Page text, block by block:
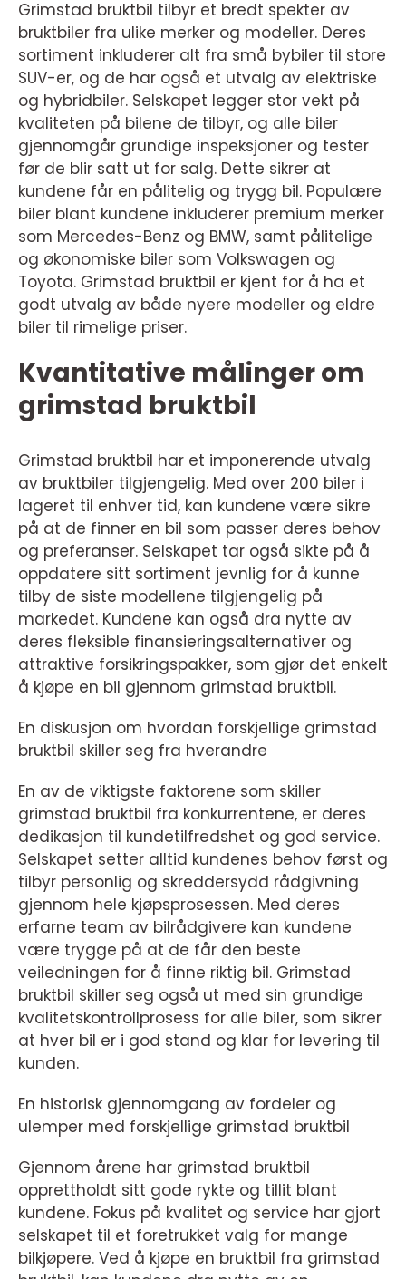
Grimstad bruktbil tilbyr et bredt spekter av
bruktbiler fra ulike merker og modeller. Deres
sortiment inkluderer alt fra små bybiler til store
SUV-er, og de har også et utvalg av elektriske
og hybridbiler. Selskapet legger stor vekt på
kvaliteten på bilene de tilbyr, og alle biler
gjennomgår grundige inspeksjoner og tester
før de blir satt ut for salg. Dette sikrer at
kundene får en pålitelig og trygg bil. Populære
biler blant kundene inkluderer premium merker
som Mercedes-Benz og BMW, samt pålitelige
og økonomiske biler som Volkswagen og
Toyota. Grimstad bruktbil er kjent for å ha et
godt utvalg av både nyere modeller og eldre
biler til rimelige priser.
Kvantitative målinger om
grimstad bruktbil
Grimstad bruktbil har et imponerende utvalg
av bruktbiler tilgjengelig. Med over 200 biler i
lageret til enhver tid, kan kundene være sikre
på at de finner en bil som passer deres behov
og preferanser. Selskapet tar også sikte på å
oppdatere sitt sortiment jevnlig for å kunne
tilby de siste modellene tilgjengelig på
markedet. Kundene kan også dra nytte av
deres fleksible finansieringsalternativer og
attraktive forsikringspakker, som gjør det enkelt
å kjøpe en bil gjennom grimstad bruktbil.
En diskusjon om hvordan forskjellige grimstad
bruktbil skiller seg fra hverandre
En av de viktigste faktorene som skiller
grimstad bruktbil fra konkurrentene, er deres
dedikasjon til kundetilfredshet og god service.
Selskapet setter alltid kundenes behov først og
tilbyr personlig og skreddersydd rådgivning
gjennom hele kjøpsprosessen. Med deres
erfarne team av bilrådgivere kan kundene
være trygge på at de får den beste
veiledningen for å finne riktig bil. Grimstad
bruktbil skiller seg også ut med sin grundige
kvalitetskontrollprosess for alle biler, som sikrer
at hver bil er i god stand og klar for levering til
kunden.
En historisk gjennomgang av fordeler og
ulemper med forskjellige grimstad bruktbil
Gjennom årene har grimstad bruktbil
opprettholdt sitt gode rykte og tillit blant
kundene. Fokus på kvalitet og service har gjort
selskapet til et foretrukket valg for mange
bilkjøpere. Ved å kjøpe en bruktbil fra grimstad